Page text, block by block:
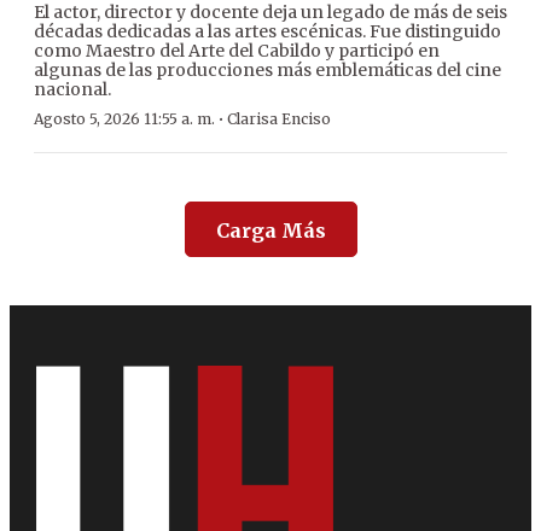
El actor, director y docente deja un legado de más de seis
décadas dedicadas a las artes escénicas. Fue distinguido
como Maestro del Arte del Cabildo y participó en
algunas de las producciones más emblemáticas del cine
nacional.
Agosto 5, 2026 11:55 a. m. · Clarisa Enciso
Carga Más